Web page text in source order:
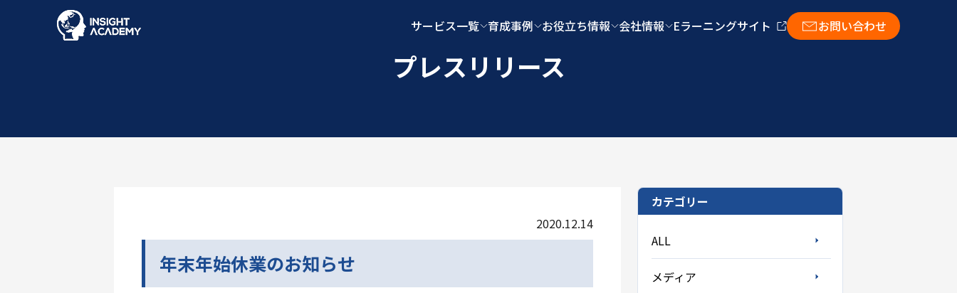
サービス一覧 育成事例 お役立ち情報 会社情報 Eラーニングサイト お問い合わせ
プレスリリース
2020.12.14
年末年始休業のお知らせ
カテゴリー
ALL
メディア